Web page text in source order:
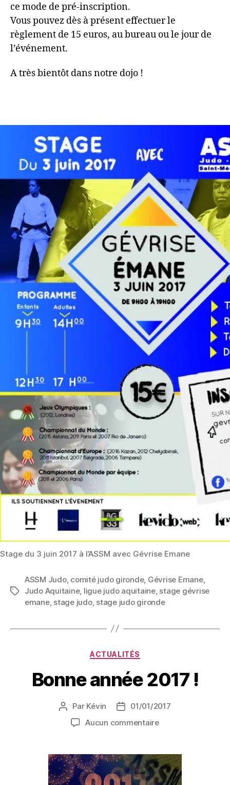
ce mode de pré-inscription.
Vous pouvez dès à présent effectuer le
règlement de 15 euros, au bureau ou le jour de
l’événement.
A très bientôt dans notre dojo !
Stage du 3 juin 2017 à l’ASSM avec Gévrise Emane
ASSM Judo, comité judo gironde, Gévrise Emane,
Judo Aquitaine, ligue judo aquitaine, stage gévrise
emane, stage judo, stage judo gironde
ACTUALITÉS
Bonne année 2017 !
Par Kévin
01/01/2017
Aucun commentaire